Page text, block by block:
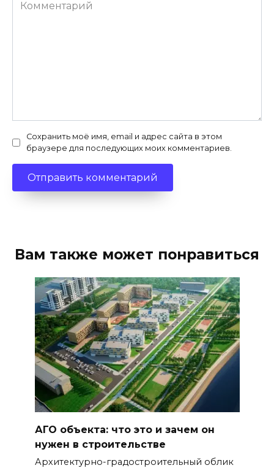
Сохранить моё имя, email и адрес сайта в этом
браузере для последующих моих комментариев.
Вам также может понравиться
АГО объекта: что это и зачем он
нужен в строительстве
Архитектурно-градостроительный облик